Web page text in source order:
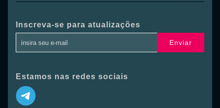
Inscreva-se para atualizações
Enviar
Estamos nas redes sociais